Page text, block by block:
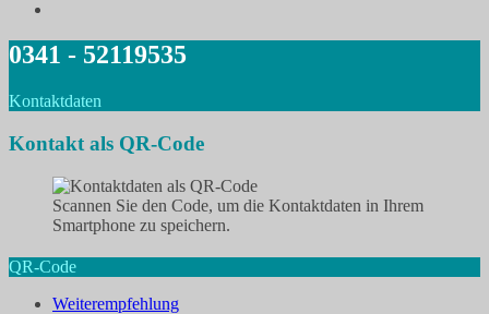
0341 - 52119535
Kontaktdaten
Kontakt als QR-Code
Scannen Sie den Code, um die Kontaktdaten in Ihrem
Smartphone zu speichern.
QR-Code
Weiterempfehlung